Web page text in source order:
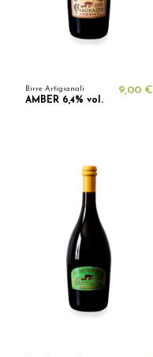
Birre Artigianali
AMBER 6,4% vol.
9,00 €